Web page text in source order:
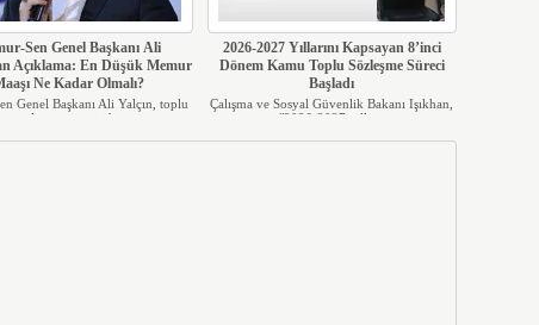
Sen Genel Başkanı Ali
Açıklama: En Düşük Memur
Ne Kadar Olmalı?
Genel Başkanı Ali Yalçın, toplu
sözleşme sürecind...
2026-2027 Yıllarını Kapsayan 8’inci
Dönem Kamu Toplu Sözleşme Süreci
Başladı
Çalışma ve Sosyal Güvenlik Bakanı Işıkhan,
"2026-2027 yılla...